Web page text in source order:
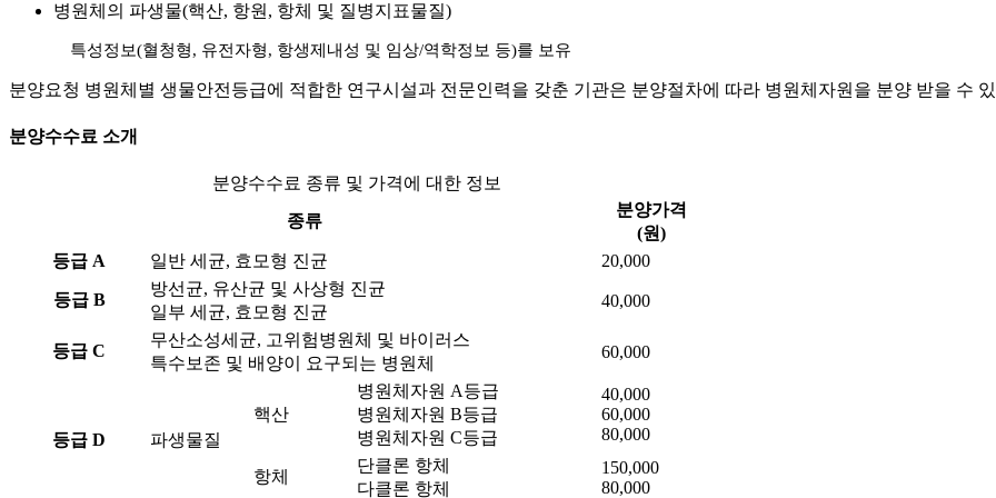
병원체의 파생물(핵산, 항원, 항체 및 질병지표물질)
특성정보(혈청형, 유전자형, 항생제내성 및 임상/역학정보 등)를 보유
분양요청 병원체별 생물안전등급에 적합한 연구시설과 전문인력을 갖춘 기관은 분양절차에 따라 병원체자원을 분양 받을 수
분양수수료 소개
분양수수료 종류 및 가격에 대한 정보
종류
분양가격
(원)
등급 A
일반 세균, 효모형 진균 20,000
등급 B
방선균, 유산균 및 사상형 진균
일부 세균, 효모형 진균
40,000
등급 C
무산소성세균, 고위험병원체 및 바이러스
특수보존 및 배양이 요구되는 병원체
60,000
등급 D 파생물질
핵산
병원체자원 A등급
병원체자원 B등급
병원체자원 C등급
40,000
60,000
80,000
항체
단클론 항체
다클론 항체
150,000
80,000